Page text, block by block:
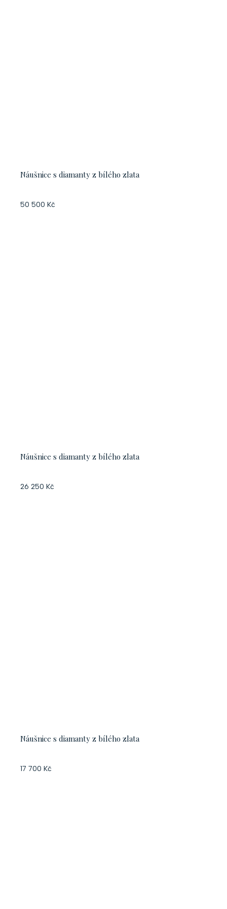
Náušnice s diamanty z bílého zlata
50 500 Kč
Náušnice s diamanty z bílého zlata
26 250 Kč
Náušnice s diamanty z bílého zlata
17 700 Kč